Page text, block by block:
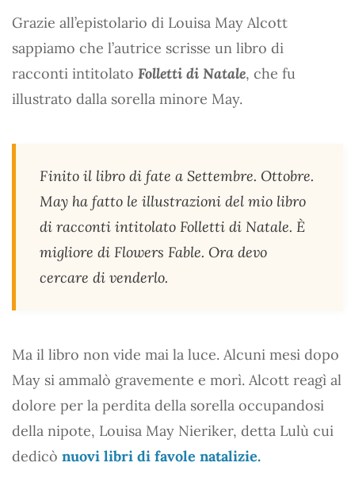
Grazie all’epistolario di Louisa May Alcott
sappiamo che l’autrice scrisse un libro di
racconti intitolato Folletti di Natale, che fu
illustrato dalla sorella minore May.
Finito il libro di fate a Settembre. Ottobre.
May ha fatto le illustrazioni del mio libro
di racconti intitolato Folletti di Natale. È
migliore di Flowers Fable. Ora devo
cercare di venderlo.
Ma il libro non vide mai la luce. Alcuni mesi dopo
May si ammalò gravemente e morì. Alcott reagì al
dolore per la perdita della sorella occupandosi
della nipote, Louisa May Nieriker, detta Lulù cui
dedicò nuovi libri di favole natalizie.